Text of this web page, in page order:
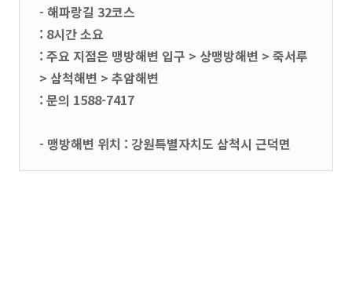
- 해파랑길 32코스
: 8시간 소요
: 주요 지점은 맹방해변 입구 > 상맹방해변 > 죽서루
> 삼척해변 > 추암해변
: 문의 1588-7417
- 맹방해변 위치 : 강원특별자치도 삼척시 근덕면